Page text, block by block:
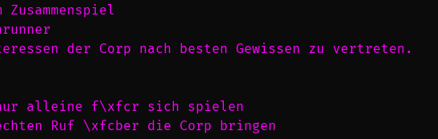
der Corp nach besten Gewissen zu vertreten.
alleine f\xfcr sich spielen
Ruf \xfcber die Corp bringen